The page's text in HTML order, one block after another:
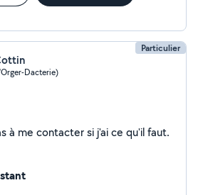
Particulier
Dacterie)
à me contacter si j'ai ce qu'il faut.